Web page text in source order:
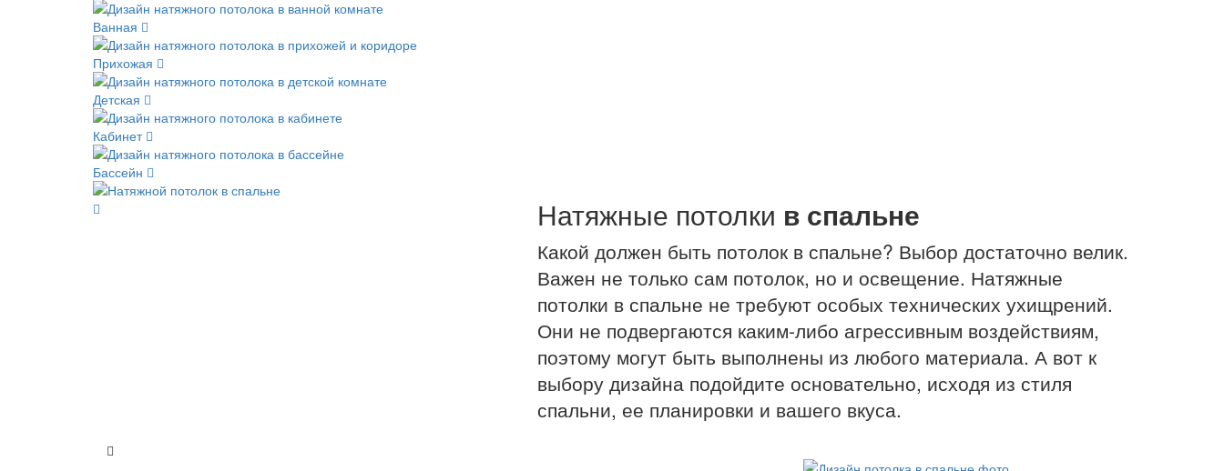
Ванная
Прихожая
Детская
Кабинет
Бассейн
Натяжные потолки в спальне
Какой должен быть потолок в спальне? Выбор достаточно велик.
Важен не только сам потолок, но и освещение. Натяжные
потолки в спальне не требуют особых технических ухищрений.
Они не подвергаются каким-либо агрессивным воздействиям,
поэтому могут быть выполнены из любого материала. А вот к
выбору дизайна подойдите основательно, исходя из стиля
спальни, ее планировки и вашего вкуса.